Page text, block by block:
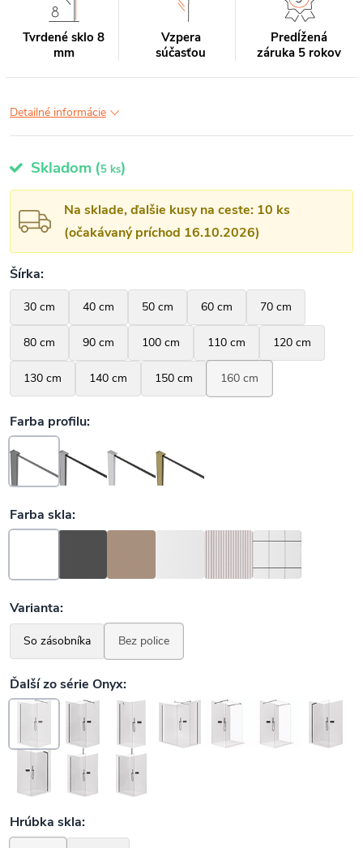
Tvrdené sklo 8
mm
Vzpera
súčasťou
Predĺžená
záruka 5 rokov
Detailné informácie
Skladom (5 ks)
Na sklade, ďalšie kusy na ceste: 10 ks
(očakávaný príchod 16.10.2026)